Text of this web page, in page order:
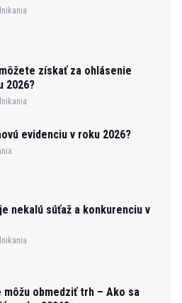
získať za ohlásenie
2026?
evidenciu v roku 2026?
nekalú súťaž a konkurenciu v
obmedziť trh – Ako sa